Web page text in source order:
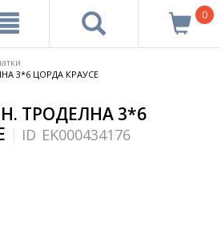
0
3*6 ЦОРДА КРАУСЕ
ТРОДЕЛНА 3*6
ID EK000434176